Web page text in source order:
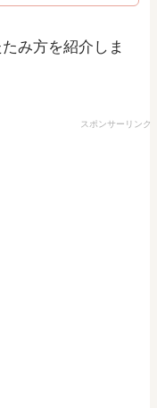
み方を紹介しま
スポンサーリンク